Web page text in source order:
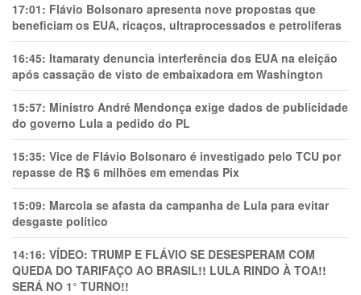
17:01: Flávio Bolsonaro apresenta nove propostas que
beneficiam os EUA, ricaços, ultraprocessados e petrolíferas
16:45: Itamaraty denuncia interferência dos EUA na eleição
após cassação de visto de embaixadora em Washington
15:57: Ministro André Mendonça exige dados de publicidade
do governo Lula a pedido do PL
15:35: Vice de Flávio Bolsonaro é investigado pelo TCU por
repasse de R$ 6 milhões em emendas Pix
15:09: Marcola se afasta da campanha de Lula para evitar
desgaste político
14:16: VÍDEO: TRUMP E FLÁVIO SE DESESPERAM COM
QUEDA DO TARIFAÇO AO BRASIL!! LULA RINDO À TOA!!
SERÁ NO 1° TURNO!!